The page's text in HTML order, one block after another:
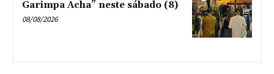
Garimpa Acha” neste sábado (8)
08/08/2026